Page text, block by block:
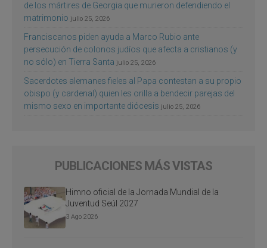
de los mártires de Georgia que murieron defendiendo el
matrimonio julio 25, 2026
Franciscanos piden ayuda a Marco Rubio ante
persecución de colonos judíos que afecta a cristianos (y
no sólo) en Tierra Santa julio 25, 2026
Sacerdotes alemanes fieles al Papa contestan a su propio
obispo (y cardenal) quien les orilla a bendecir parejas del
mismo sexo en importante diócesis julio 25, 2026
PUBLICACIONES MÁS VISTAS
Himno oficial de la Jornada Mundial de la
Juventud Seúl 2027
3 Ago 2026